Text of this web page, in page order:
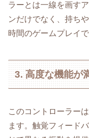
ラーとは一線を画す
ンだけでなく、持ち
時間のゲームプレイ
3. 高度な機能が
このコントローラー
ます。触覚フィード